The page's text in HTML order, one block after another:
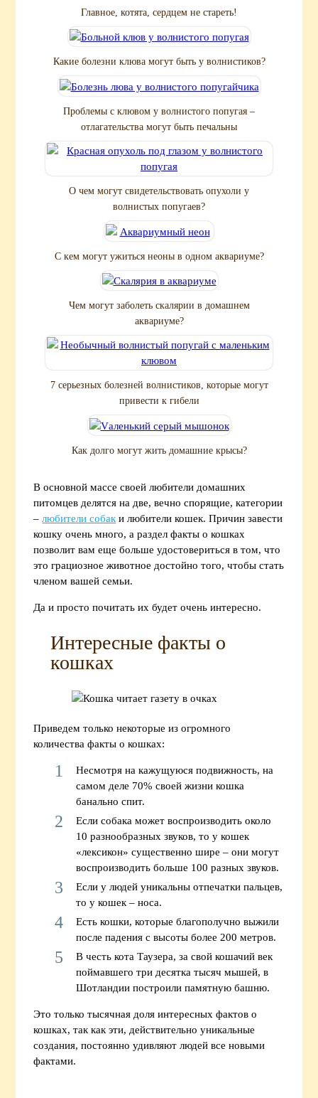
Главное, котята, сердцем не стареть!
Какие болезни клюва могут быть у волнистиков?
Проблемы с клювом у волнистого попугая –
отлагательства могут быть печальны
О чем могут свидетельствовать опухоли у
волнистых попугаев?
С кем могут ужиться неоны в одном аквариуме?
Чем могут заболеть скалярии в домашнем
аквариуме?
7 серьезных болезней волнистиков, которые могут
привести к гибели
Как долго могут жить домашние крысы?
В основной массе своей любители домашних
питомцев делятся на две, вечно спорящие, категории
–любители собак и любители кошек. Причин завести
кошку очень много, а раздел факты о кошках
позволит вам еще больше удостовериться в том, что
это грациозное животное достойно того, чтобы стать
членом вашей семьи.
Да и просто почитать их будет очень интересно.
Интересные факты о
кошках
Приведем только некоторые из огромного
количества факты о кошках:
Несмотря на кажущуюся подвижность, на
самом деле 70% своей жизни кошка
банально спит.
Если собака может воспроизводить около
10 разнообразных звуков, то у кошек
«лексикон» существенно шире – они могут
воспроизводить больше 100 разных звуков.
Если у людей уникальны отпечатки пальцев,
то у кошек – носа.
Есть кошки, которые благополучно выжили
после падения с высоты более 200 метров.
В честь кота Таузера, за свой кошачий век
поймавшего три десятка тысяч мышей, в
Шотландии построили памятную башню.
Это только тысячная доля интересных фактов о
кошках, так как эти, действительно уникальные
создания, постоянно удивляют людей все новыми
фактами.